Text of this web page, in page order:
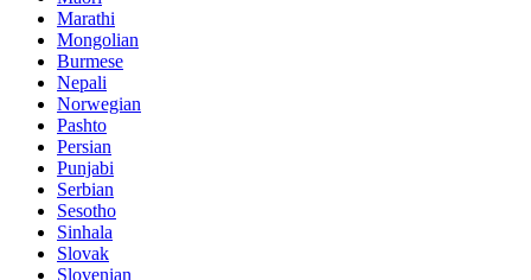
Marathi
Mongolian
Burmese
Nepali
Norwegian
Pashto
Persian
Punjabi
Serbian
Sesotho
Sinhala
Slovak
Slovenian